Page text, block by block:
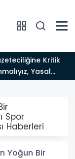
Yasal
Spor
Haberleri
Yoğun Bir